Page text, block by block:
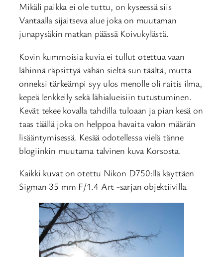
Mikäli paikka ei ole tuttu, on kyseessä siis
Vantaalla sijaitseva alue joka on muutaman
junapysäkin matkan päässä Koivukylästä.
Kovin kummoisia kuvia ei tullut otettua vaan
lähinnä räpsittyä vähän sieltä sun täältä, mutta
onneksi tärkeämpi syy ulos menolle oli raitis ilma,
kepeä lenkkeily sekä lähialueisiin tutustuminen.
Kevät tekee kovalla tahdilla tuloaan ja pian kesä on
taas täällä joka on helppoa havaita valon määrän
lisääntymisessä. Kesää odotellessa vielä tänne
blogiinkin muutama talvinen kuva Korsosta.
Kaikki kuvat on otettu Nikon D750:llä käyttäen
Sigman 35 mm F/1.4 Art -sarjan objektiivilla.